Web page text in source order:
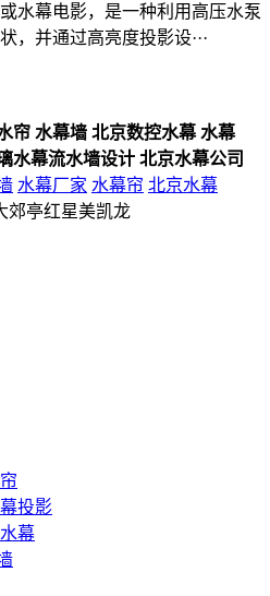
水幕电影，是一种利用高压水泵
，并通过高亮度投影设···
帘 水幕墙 北京数控水幕 水幕
水幕流水墙设计 北京水幕公司
水幕厂家 水幕帘 北京水幕
郊亭红星美凯龙
投影
幕